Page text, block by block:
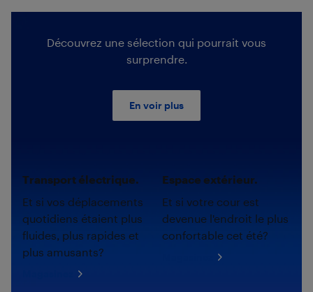
Découvrez une sélection qui pourrait vous
surprendre.
En voir plus
Transport électrique.
Et si vos déplacements
quotidiens étaient plus
fluides, plus rapides et
plus amusants?
Espace extérieur.
Et si votre cour est
devenue l'endroit le plus
confortable cet été?